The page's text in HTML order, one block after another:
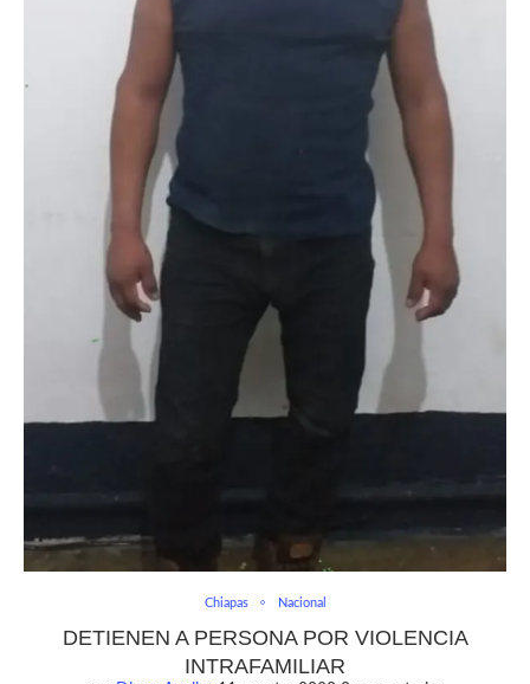
Chiapas Nacional
DETIENEN A PERSONA POR VIOLENCIA
INTRAFAMILIAR